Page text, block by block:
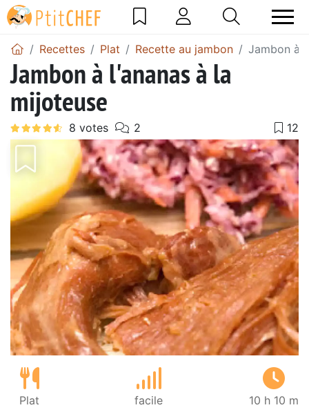
Recettes Plat Recette au jambon Jambon à
Jambon à l'ananas à la
mijoteuse
Plat facile 10 h 10 m